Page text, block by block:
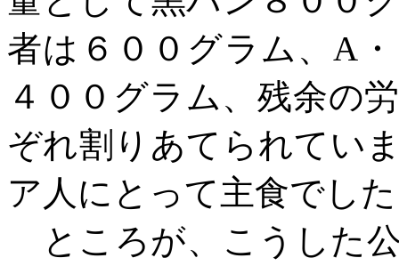
者は６００グラム、 A
４００グラム、残余の
ぞれ割りあてられてい
ア人にとって主食でし
ところが、こうした